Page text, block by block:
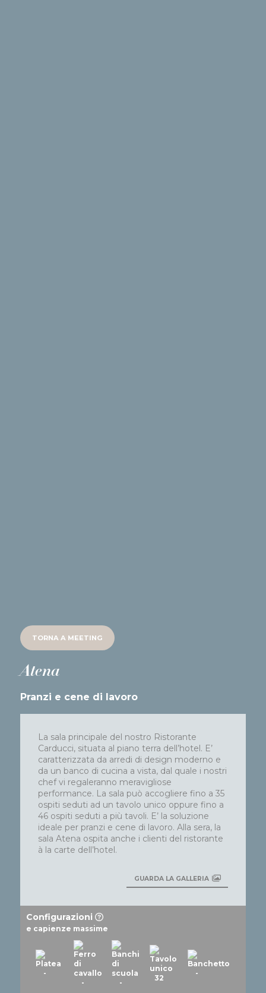
TORNA A MEETING
Atena
Pranzi e cene di lavoro
La sala principale del nostro Ristorante
Carducci, situata al piano terra dell’hotel. E’
caratterizzata da arredi di design moderno e
da un banco di cucina a vista, dal quale i nostri
chef vi regaleranno meravigliose
performance. La sala può accogliere fino a 35
ospiti seduti ad un tavolo unico oppure fino a
46 ospiti seduti a più tavoli. E’ la soluzione
ideale per pranzi e cene di lavoro. Alla sera, la
sala Atena ospita anche i clienti del ristorante
à la carte dell’hotel.
GUARDA LA GALLERIA
Configurazioni
e capienze massime
-
-
-
32
-